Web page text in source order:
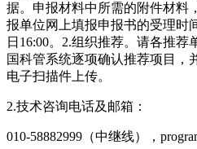
据。申报材料中所需的附件材料
报单位网上填报申报书的受理时
日16:00。2.组织推荐。请各推荐
国科管系统逐项确认推荐项目，
电子扫描件上传。
2.技术咨询电话及邮箱：
010-58882999（中继线），